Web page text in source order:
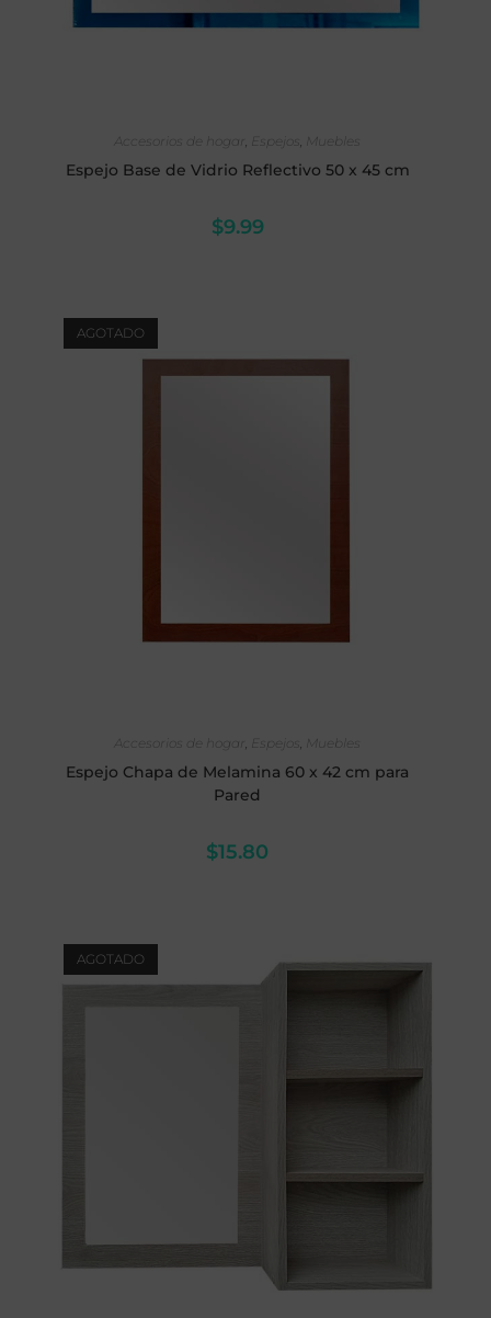
Accesorios de hogar
Espejos Muebles
Espejo Base de Vidrio Reflectivo 50 x 45 cm
$9.99
AGOTADO
Accesorios de hogar , Espejos , Muebles
Espejo Chapa de Melamina 60 x 42 cm para
Pared
$15.80
AGOTADO